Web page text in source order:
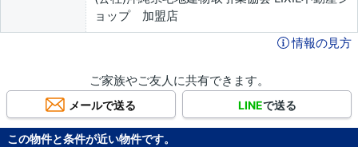
ョップ 加盟店
情報の見方
ご家族やご友人に共有できます。
メールで送る LINEで送る
この物件と条件が近い物件です。